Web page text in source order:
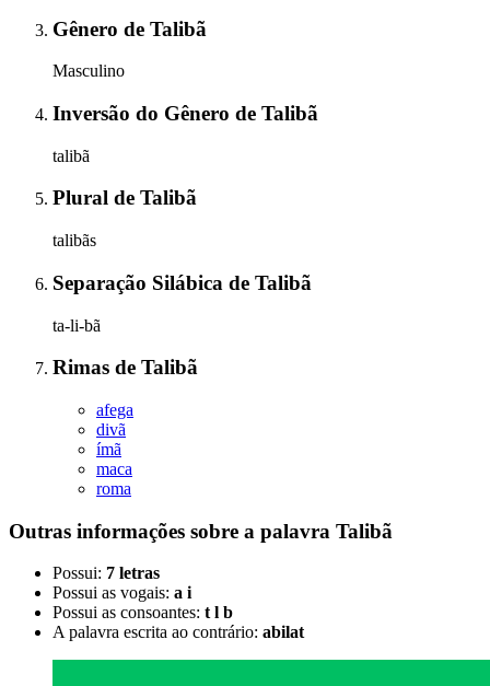
Gênero de Talibã
Masculino
Inversão do Gênero de Talibã
talibã
Plural de Talibã
talibãs
Separação Silábica de Talibã
ta-li-bã
Rimas de Talibã
afega
divã
ímã
maca
roma
Outras informações sobre a palavra Talibã
Possui: 7 letras
Possui as vogais: a i
Possui as consoantes: t l b
A palavra escrita ao contrário: abilat